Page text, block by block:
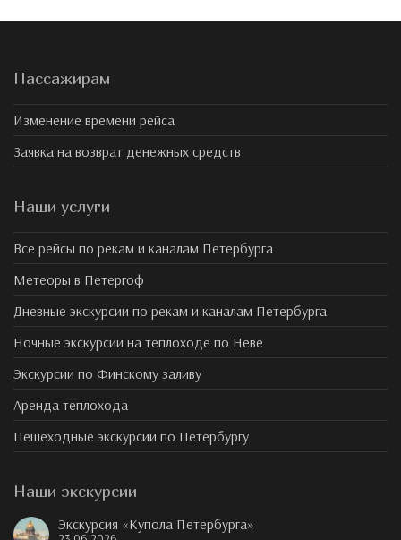
Пассажирам
Изменение времени рейса
Заявка на возврат денежных средств
Наши услуги
Все рейсы по рекам и каналам Петербурга
Метеоры в Петергоф
Дневные экскурсии по рекам и каналам Петербурга
Ночные экскурсии на теплоходе по Неве
Экскурсии по Финскому заливу
Аренда теплохода
Пешеходные экскурсии по Петербургу
Наши экскурсии
Экскурсия «Купола Петербурга»